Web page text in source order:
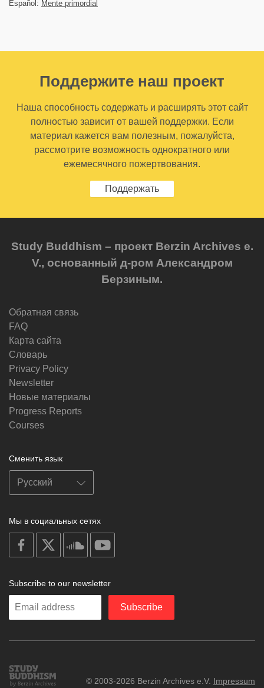
Español: Mente primordial
Поддержите наш проект
Наша способность содержать и расширять этот сайт
полностью зависит от вашей поддержки. Если
материал кажется вам полезным, пожалуйста,
рассмотрите возможность однократного или
ежемесячного пожертвования.
Поддержать
Study Buddhism – проект Berzin Archives e.
V., основанный д-ром Александром
Берзиным.
Обратная связь
FAQ
Карта сайта
Словарь
Privacy Policy
Newsletter
Новые материалы
Progress Reports
Courses
Сменить язык
Мы в социальных сетях
on
facebook
soundcloud
Subscribe to our newsletter
Enter
Subscribe
Study
Buddhism
© 2003-2026 Berzin Archives e.V. Impressum